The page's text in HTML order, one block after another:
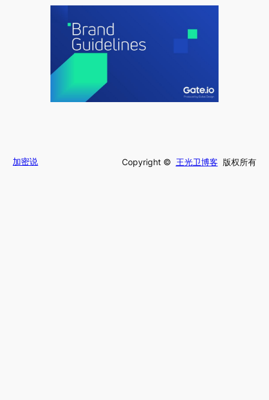
加密说 Copyright © 王光卫博客 版权所有